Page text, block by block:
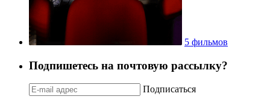
5 фильмов
Подпишетесь на почтовую рассылку?
Подписаться